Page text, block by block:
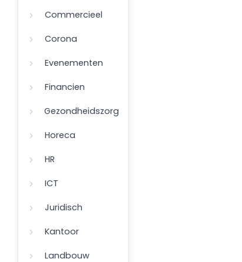
Commercieel
Corona
Evenementen
Financien
Gezondheidszorg
Horeca
HR
ICT
Juridisch
Kantoor
Landbouw